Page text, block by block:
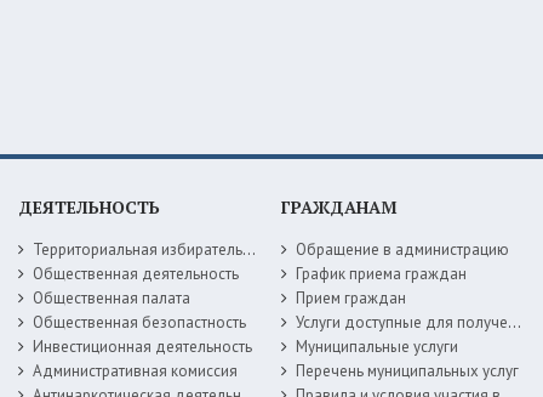
ДЕЯТЕЛЬНОСТЬ
Территориальная избирательная комиссия
Общественная деятельность
Общественная палата
Общественная безопастность
Инвестиционная деятельность
Административная комиссия
ГРАЖДАНАМ
Обращение в администрацию
График приема граждан
Прием граждан
Услуги доступные для получения в электронной форме
Муниципальные услуги
Перечень муниципальных услуг